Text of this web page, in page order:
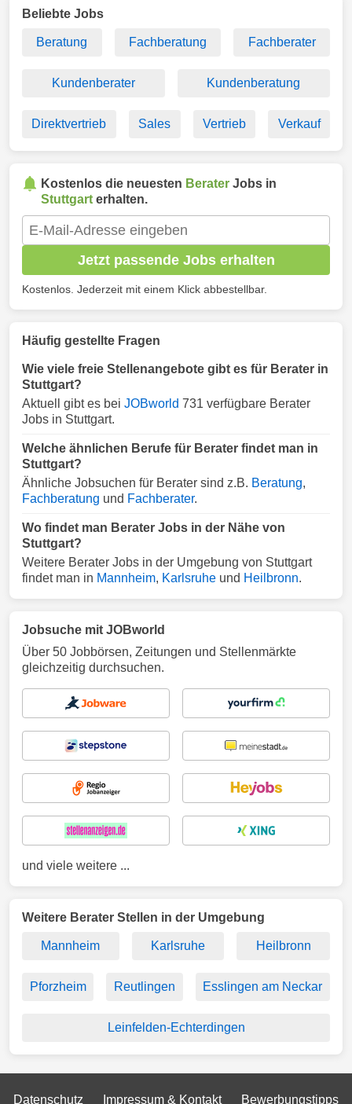
Beliebte Jobs
Beratung Fachberatung Fachberater
Kundenberater Kundenberatung
Direktvertrieb Sales Vertrieb Verkauf
Kostenlos die neuesten Berater Jobs in
Stuttgart erhalten.
Jetzt passende Jobs erhalten
Kostenlos. Jederzeit mit einem Klick abbestellbar.
Häufig gestellte Fragen
Wie viele freie Stellenangebote gibt es für Berater in
Stuttgart?
Aktuell gibt es bei JOBworld 731 verfügbare Berater
Jobs in Stuttgart.
Welche ähnlichen Berufe für Berater findet man in
Stuttgart?
Ähnliche Jobsuchen für Berater sind z.B. Beratung,
Fachberatung und Fachberater.
Wo findet man Berater Jobs in der Nähe von
Stuttgart?
Weitere Berater Jobs in der Umgebung von Stuttgart
findet man in Mannheim, Karlsruhe und Heilbronn.
Jobsuche mit JOBworld
Über 50 Jobbörsen, Zeitungen und Stellenmärkte
gleichzeitig durchsuchen.
und viele weitere ...
Weitere Berater Stellen in der Umgebung
Mannheim Karlsruhe Heilbronn
Pforzheim Reutlingen Esslingen am Neckar
Leinfelden-Echterdingen
Datenschutz Impressum & Kontakt Bewerbungstipps